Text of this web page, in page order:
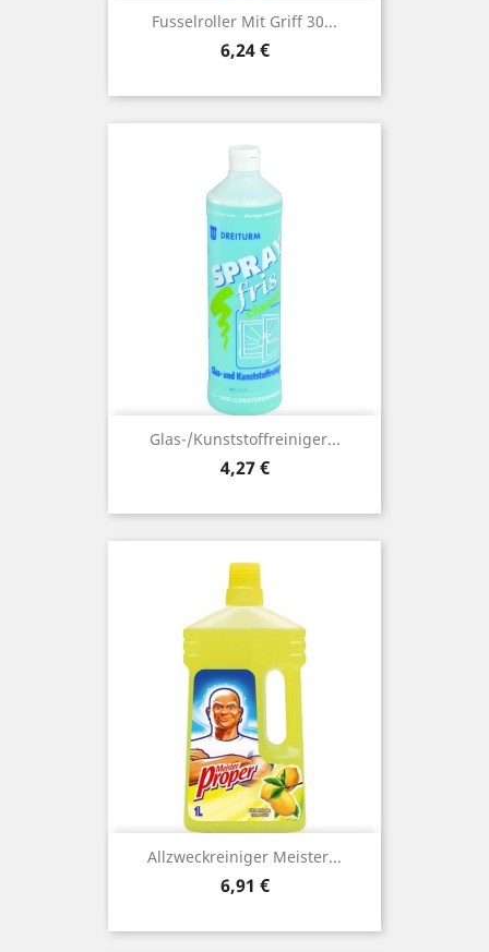
Fusselroller Mit Griff 30...
Preis
6,24 €
Glas-/Kunststoffreiniger...
Preis
4,27 €
Allzweckreiniger Meister...
Preis
6,91 €